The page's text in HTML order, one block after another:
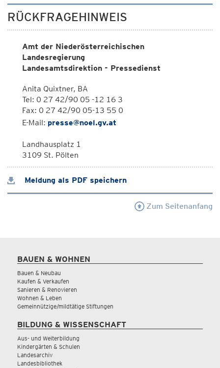
RÜCKFRAGEHINWEIS
Amt der Niederösterreichischen
Landesregierung
Landesamtsdirektion - Pressedienst
Anita Quixtner, BA
Tel: 0 27 42/90 05 -12 16 3
Fax: 0 27 42/90 05-13 55 0
E-Mail: presse@noel.gv.at
Landhausplatz 1
3109 St. Pölten
Meldung als PDF speichern
Zum Seitenanfang
BAUEN & WOHNEN
Bauen & Neubau
Kaufen & Verkaufen
Sanieren & Renovieren
Wohnen & Leben
Gemeinnützige/mildtätige Stiftungen
BILDUNG & WISSENSCHAFT
Aus- und Weiterbildung
Kindergärten & Schulen
Landesarchiv
Landesbibliothek